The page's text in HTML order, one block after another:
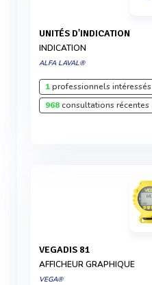
UNITÉS D'INDICATION
INDICATION
ALFA LAVAL®
1professionnels intéressés
968consultations récentes
VEGADIS 81
AFFICHEUR GRAPHIQUE
VEGA®